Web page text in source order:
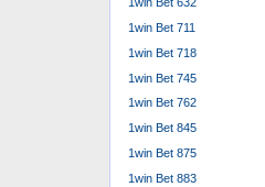
1win Bet 711
1win Bet 718
1win Bet 745
1win Bet 762
1win Bet 845
1win Bet 875
1win Bet 883